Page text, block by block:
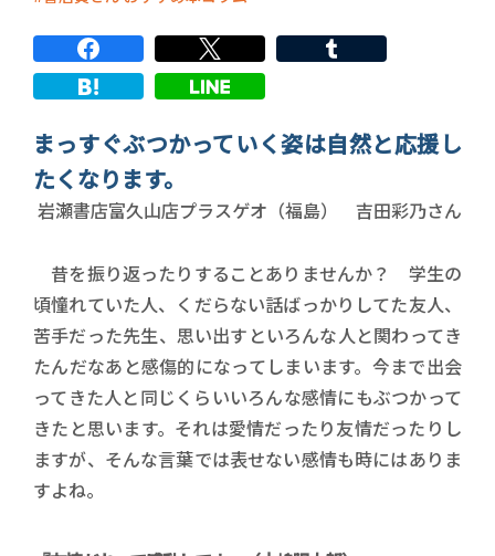
まっすぐぶつかっていく姿は自然と応援し
たくなります。
書店員名前
岩瀬書店富久山店プラスゲオ（福島） 吉田彩乃さん
昔を振り返ったりすることありませんか？ 学生の
頃憧れていた人、くだらない話ばっかりしてた友人、
苦手だった先生、思い出すといろんな人と関わってき
たんだなあと感傷的になってしまいます。今まで出会
ってきた人と同じくらいいろんな感情にもぶつかって
きたと思います。それは愛情だったり友情だったりし
ますが、そんな言葉では表せない感情も時にはありま
すよね。